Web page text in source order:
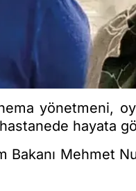
yönetmeni,
hayata
Mehmet